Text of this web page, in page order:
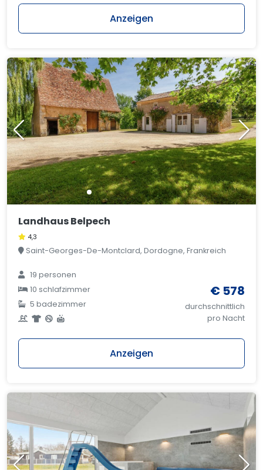
Anzeigen
Landhaus Belpech
4,3
Saint-Georges-De-Montclard, Dordogne, Frankreich
19 personen
10 schlafzimmer
5 badezimmer
€ 578
durchschnittlich
pro Nacht
Anzeigen